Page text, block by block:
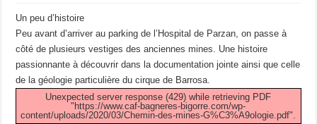
Un peu d’histoire
Peu avant d’arriver au parking de l’Hospital de Parzan, on passe à
côté de plusieurs vestiges des anciennes mines. Une histoire
passionnante à découvrir dans la documentation jointe ainsi que celle
de la géologie particulière du cirque de Barrosa.
Unexpected server response (429) while retrieving PDF
"https://www.caf-bagneres-bigorre.com/wp-
content/uploads/2020/03/Chemin-des-mines-G%C3%A9ologie.pdf".